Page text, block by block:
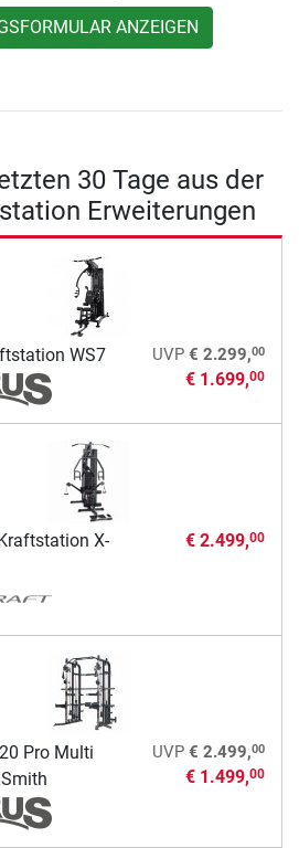
ANZEIGEN
30 Tage aus der
Erweiterungen
WS7 UVP € 2.299,00
€ 1.699,00
X-
€ 2.499,00
Pro Multi
UVP € 2.499,00
€ 1.499,00